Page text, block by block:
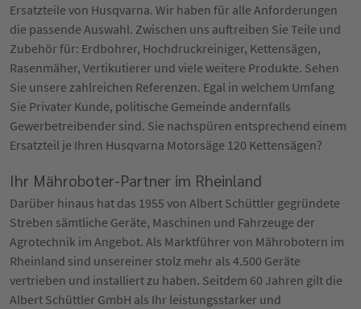
Ersatzteile von Husqvarna. Wir haben für alle Anforderungen
die passende Auswahl. Zwischen uns auftreiben Sie Teile und
Zubehör für: Erdbohrer, Hochdruckreiniger, Kettensägen,
Rasenmäher, Vertikutierer und viele weitere Produkte. Sehen
Sie unsere zahlreichen Referenzen. Egal in welchem Umfang
Sie Privater Kunde, politische Gemeinde andernfalls
Gewerbetreibender sind. Sie nachspüren entsprechend einem
Ersatzteil je Ihren Husqvarna Motorsäge 120 Kettensägen?
Ihr Mähroboter-Partner im Rheinland
Darüber hinaus hat das 1955 von Albert Schüttler gegründete
Streben sämtliche Geräte, Maschinen und Fahrzeuge der
Agrotechnik im Angebot. Als Marktführer von Mährobotern im
Rheinland sind unsereiner stolz mehr als 4.500 Geräte
vertrieben und installiert zu haben. Seitdem 60 Jahren gilt die
Albert Schüttler GmbH als Ihr leistungsstarker und